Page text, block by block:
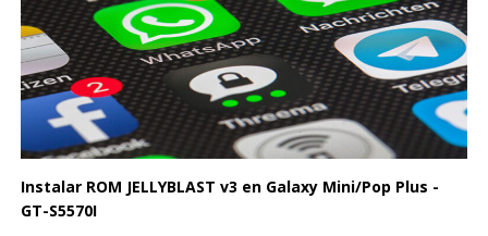
Instalar ROM JELLYBLAST v3 en Galaxy Mini/Pop Plus -
GT-S5570I